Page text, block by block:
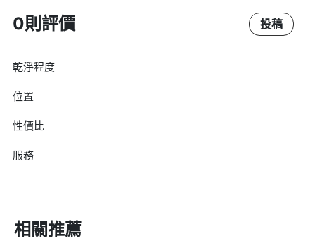
0則評價 投稿
乾淨程度
位置
性價比
服務
相關推薦